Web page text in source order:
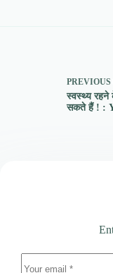
PREVIOUS
स्वस्थ्य रहने
सकते हैं ! :